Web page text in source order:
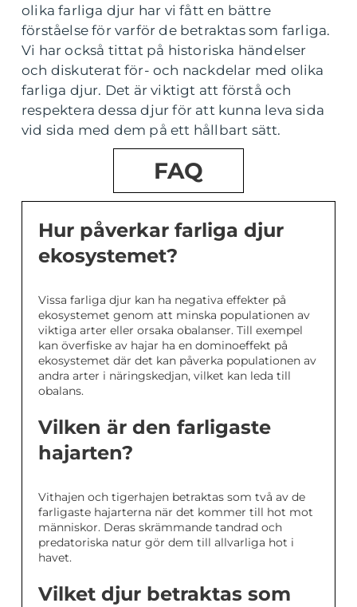
olika farliga djur har vi fått en bättre
förståelse för varför de betraktas som farliga.
Vi har också tittat på historiska händelser
och diskuterat för- och nackdelar med olika
farliga djur. Det är viktigt att förstå och
respektera dessa djur för att kunna leva sida
vid sida med dem på ett hållbart sätt.
FAQ
Hur påverkar farliga djur
ekosystemet?
Vissa farliga djur kan ha negativa effekter på
ekosystemet genom att minska populationen av
viktiga arter eller orsaka obalanser. Till exempel
kan överfiske av hajar ha en dominoeffekt på
ekosystemet där det kan påverka populationen av
andra arter i näringskedjan, vilket kan leda till
obalans.
Vilken är den farligaste
hajarten?
Vithajen och tigerhajen betraktas som två av de
farligaste hajarterna när det kommer till hot mot
människor. Deras skrämmande tandrad och
predatoriska natur gör dem till allvarliga hot i
havet.
Vilket djur betraktas som